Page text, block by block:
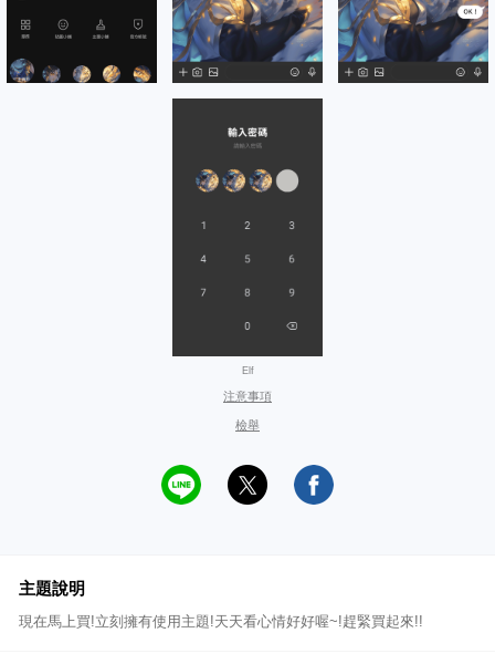
Elf
注意事項
檢舉
主題說明
現在馬上買!立刻擁有使用主題!天天看心情好好喔~!趕緊買起來!!